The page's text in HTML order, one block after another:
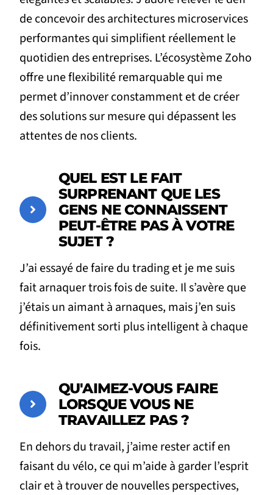
de concevoir des architectures microservices
performantes qui simplifient réellement le
quotidien des entreprises. L’écosystème Zoho
offre une flexibilité remarquable qui me
permet d’innover constamment et de créer
des solutions sur mesure qui dépassent les
attentes de nos clients.
QUEL EST LE FAIT
SURPRENANT QUE LES
GENS NE CONNAISSENT
PEUT-ÊTRE PAS À VOTRE
SUJET ?
J’ai essayé de faire du trading et je me suis
fait arnaquer trois fois de suite. Il s’avère que
j’étais un aimant à arnaques, mais j’en suis
définitivement sorti plus intelligent à chaque
fois.
QU'AIMEZ-VOUS FAIRE
LORSQUE VOUS NE
TRAVAILLEZ PAS ?
En dehors du travail, j’aime rester actif en
faisant du vélo, ce qui m’aide à garder l’esprit
clair et à trouver de nouvelles perspectives,